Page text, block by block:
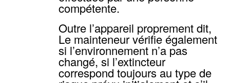
compétente.
Outre l’appareil proprement dit,
Le mainteneur vérifie également
si l’environnement n’a pas
changé, si l’extincteur
correspond toujours au type de